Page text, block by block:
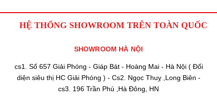
HỆ THỐNG SHOWROOM TRÊN TOÀN QUỐC
SHOWROOM HÀ NỘI
cs1. Số 657 Giải Phóng - Giáp Bát - Hoàng Mai - Hà Nội ( Đối
diện siêu thị HC Giải Phóng ) - Cs2. Ngọc Thuỵ ,Long Biên -
cs3. 196 Trần Phú ,Hà Đông, HN